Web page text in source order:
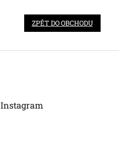
ZPĚT DO OBCHODU
Instagram